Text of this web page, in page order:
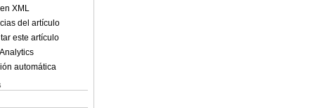
XML
del artículo
este artículo
automática